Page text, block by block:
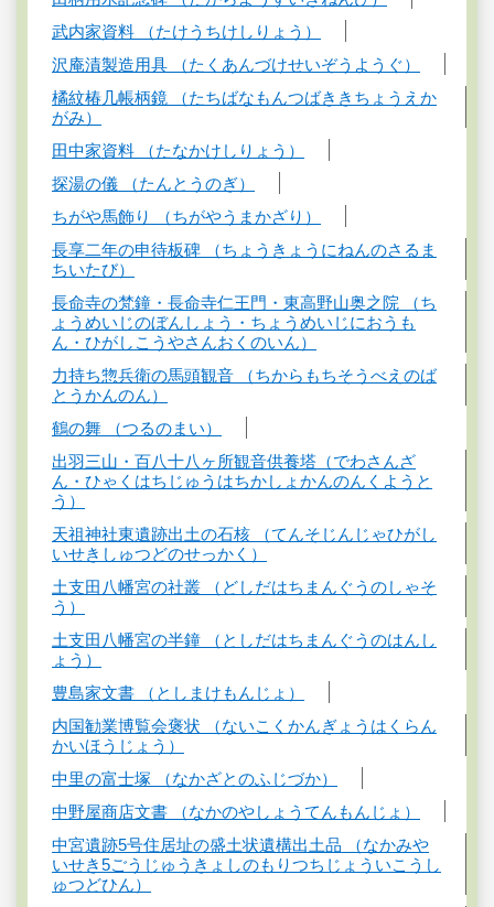
武内家資料 （たけうちけしりょう）
沢庵漬製造用具 （たくあんづけせいぞうようぐ）
橘紋椿几帳柄鏡 （たちばなもんつばききちょうえか
がみ）
田中家資料 （たなかけしりょう）
探湯の儀 （たんとうのぎ）
ちがや馬飾り （ちがやうまかざり）
長享二年の申待板碑 （ちょうきょうにねんのさるま
ちいたび）
長命寺の梵鐘・長命寺仁王門・東高野山奥之院 （ち
ょうめいじのぼんしょう・ちょうめいじにおうも
ん・ひがしこうやさんおくのいん）
力持ち惣兵衛の馬頭観音 （ちからもちそうべえのば
とうかんのん）
鶴の舞 （つるのまい）
出羽三山・百八十八ヶ所観音供養塔（でわさんざ
ん・ひゃくはちじゅうはちかしょかんのんくようと
う）
天祖神社東遺跡出土の石核 （てんそじんじゃひがし
いせきしゅつどのせっかく）
土支田八幡宮の社叢 （どしだはちまんぐうのしゃそ
う）
土支田八幡宮の半鐘 （としだはちまんぐうのはんし
ょう）
豊島家文書 （としまけもんじょ）
内国勧業博覧会褒状 （ないこくかんぎょうはくらん
かいほうじょう）
中里の富士塚 （なかざとのふじづか）
中野屋商店文書 （なかのやしょうてんもんじょ）
中宮遺跡5号住居址の盛土状遺構出土品 （なかみや
いせき5ごうじゅうきょしのもりつちじょういこうし
ゅつどひん）